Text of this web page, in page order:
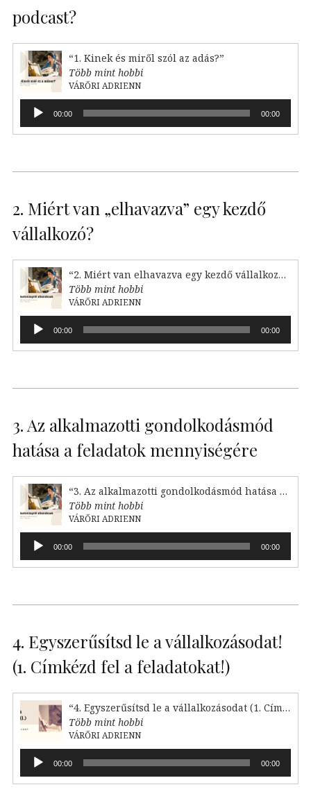
podcast?
“1. Kinek és miről szól az adás?”
Több mint hobbi
VÁRŐRI ADRIENN
Audió
lejátszó00:00 00:00
2. Miért van „elhavazva” egy kezdő
vállalkozó?
“2. Miért van elhavazva egy kezdő vállalkozó?”
Több mint hobbi
VÁRŐRI ADRIENN
Audió
lejátszó00:00 00:00
3. Az alkalmazotti gondolkodásmód
hatása a feladatok mennyiségére
“3. Az alkalmazotti gondolkodásmód hatása a feladataink mennyiségére”
Több mint hobbi
VÁRŐRI ADRIENN
Audió
lejátszó00:00 00:00
4. Egyszerűsítsd le a vállalkozásodat!
(1. Címkézd fel a feladatokat!)
“4. Egyszerűsítsd le a vállalkozásodat (1. Címkézd fel!)”
Több mint hobbi
VÁRŐRI ADRIENN
Audió
lejátszó00:00 00:00